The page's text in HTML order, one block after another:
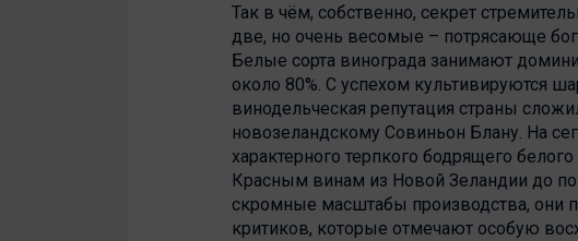
Так в чём, собственно, секрет
две, но очень весомые – потрясающе
Белые сорта винограда занимают
около 80%. С успехом культивируются
винодельческая репутация страны
новозеландскому Совиньон Блану. На
характерного терпкого бодрящего белого
Красным винам из Новой Зеландии до
скромные масштабы производства,
критиков, которые отмечают особую